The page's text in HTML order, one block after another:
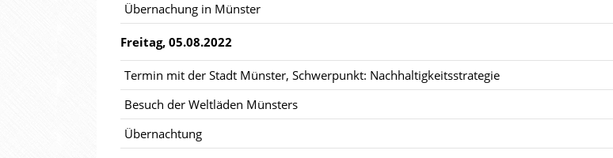
Übernachung in Münster
Freitag, 05.08.2022
Termin mit der Stadt Münster, Schwerpunkt: Nachhaltigkeitsstrategie
Besuch der Weltläden Münsters
Übernachtung